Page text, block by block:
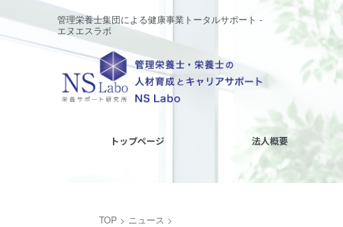
管理栄養士集団による健康事業トータルサポート -
エヌエスラボ
トップページ 法人概要
TOP > ニュース >